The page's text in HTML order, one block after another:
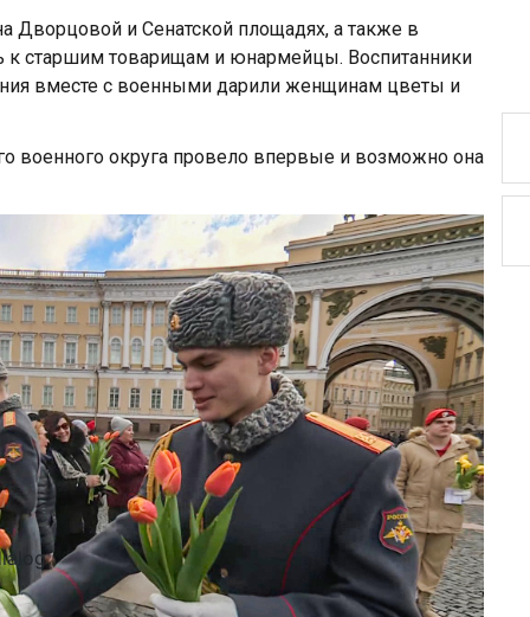
Дворцовой и Сенатской площадях, а также в
к старшим товарищам и юнармейцы. Воспитанники
вместе с военными дарили женщинам цветы и
военного округа провело впервые и возможно она